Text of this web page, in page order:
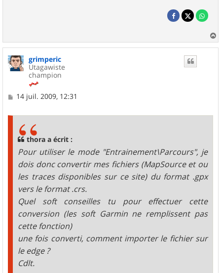
a
grimperic
Utagawiste
champion
M14 juil. 2009, 12:31
thora a écrit :
Pour utiliser le mode "Entrainement\Parcours", je
dois donc convertir mes fichiers (MapSource et ou
les traces disponibles sur ce site) du format .gpx
vers le format .crs.
Quel soft conseilles tu pour effectuer cette
conversion (les soft Garmin ne remplissent pas
cette fonction)
une fois converti, comment importer le fichier sur
le edge ?
Cdlt.